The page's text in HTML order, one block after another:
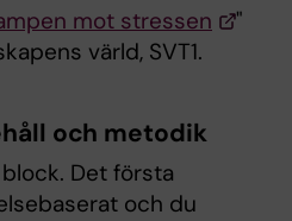
mot stressen
"
värld, SVT1.
och metodik
Det första
och du